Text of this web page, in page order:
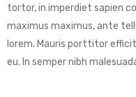
tortor, in imperdiet sapien
maximus maximus, ante
lorem. Mauris porttitor
eu. In semper nibh